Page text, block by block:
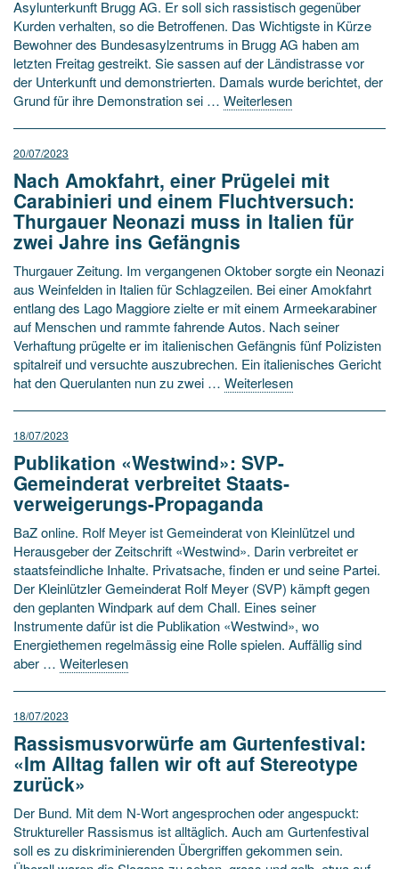
Asylunterkunft Brugg AG. Er soll sich rassistisch gegenüber
Kurden verhalten, so die Betroffenen. Das Wichtigste in Kürze
Bewohner des Bundesasylzentrums in Brugg AG haben am
letzten Freitag gestreikt. Sie sassen auf der Ländistrasse vor
der Unterkunft und demonstrierten. Damals wurde berichtet, der
Grund für ihre Demonstration sei … Weiterlesen
20/07/2023
Nach Amokfahrt, einer Prügelei mit
Carabinieri und einem Fluchtversuch:
Thurgauer Neonazi muss in Italien für
zwei Jahre ins Gefängnis
Thurgauer Zeitung. Im vergangenen Oktober sorgte ein Neonazi
aus Weinfelden in Italien für Schlagzeilen. Bei einer Amokfahrt
entlang des Lago Maggiore zielte er mit einem Armeekarabiner
auf Menschen und rammte fahrende Autos. Nach seiner
Verhaftung prügelte er im italienischen Gefängnis fünf Polizisten
spitalreif und versuchte auszubrechen. Ein italienisches Gericht
hat den Querulanten nun zu zwei … Weiterlesen
18/07/2023
Publikation «Westwind»: SVP-
Gemeinderat verbreitet Staats­
verweigerungs-Propaganda
BaZ online. Rolf Meyer ist Gemeinderat von Kleinlützel und
Herausgeber der Zeitschrift «Westwind». Darin verbreitet er
staatsfeindliche Inhalte. Privatsache, finden er und seine Partei.
Der Kleinlützler Gemeinderat Rolf Meyer (SVP) kämpft gegen
den geplanten Windpark auf dem Chall. Eines seiner
Instrumente dafür ist die Publikation «Westwind», wo
Energiethemen regelmässig eine Rolle spielen. Auffällig sind
aber … Weiterlesen
18/07/2023
Rassismusvorwürfe am Gurtenfestival:
«Im Alltag fallen wir oft auf Stereotype
zurück»
Der Bund. Mit dem N-Wort angesprochen oder angespuckt:
Struktureller Rassismus ist alltäglich. Auch am Gurtenfestival
soll es zu diskriminierenden Übergriffen gekommen sein.